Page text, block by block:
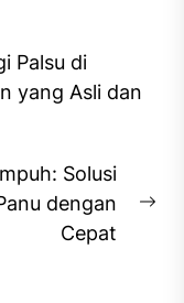
Palsu di
yang Asli dan
Solusi
dengan
Cepat